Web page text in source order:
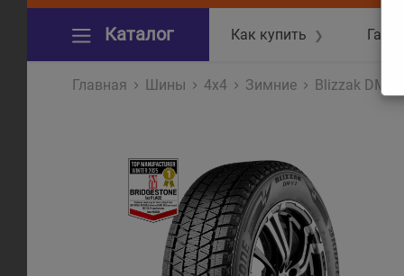
Каталог Как купить ❯
Главная Шины 4x4 Зимние Blizzak DM-V3